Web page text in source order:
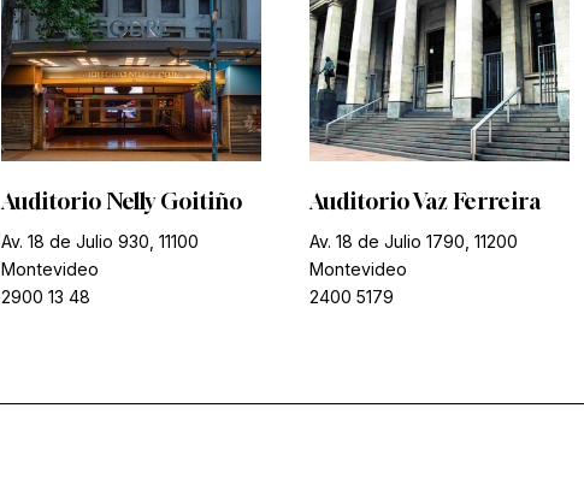
Auditorio Nelly Goitiño
Av. 18 de Julio 930, 11100
Montevideo
2900 13 48
Auditorio Vaz Ferreira
Av. 18 de Julio 1790, 11200
Montevideo
2400 5179